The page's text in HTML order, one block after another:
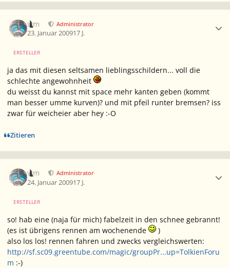
wm Administrator
23. Januar 200917 J.
ERSTELLER
ja das mit diesen seltsamen lieblingsschildern... voll die
schlechte angewohnheit
du weisst du kannst mit space mehr kanten geben (kommt
man besser umme kurven)? und mit pfeil runter bremsen? iss
zwar für weicheier aber hey :-O
Zitieren
wm Administrator
24. Januar 200917 J.
ERSTELLER
so! hab eine (naja für mich) fabelzeit in den schnee gebrannt!
(es ist übrigens rennen am wochenende
)
also los los! rennen fahren und zwecks vergleichswerten:
http://sf.sc09.greentube.com/magic/groupPr...up=TolkienForu
m :-)